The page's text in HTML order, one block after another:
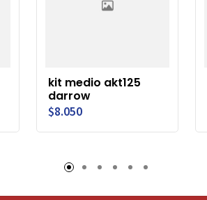
kit medio akt125
darrow
$8.050